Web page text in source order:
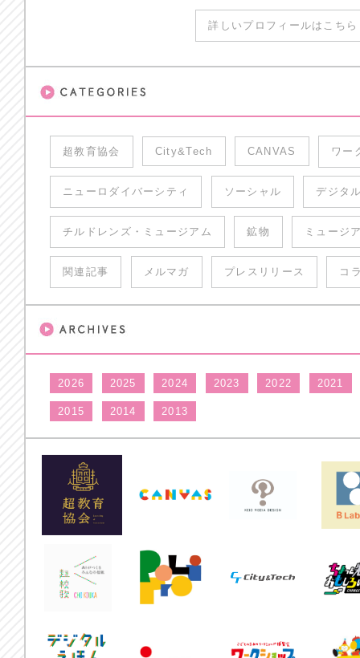
詳しいプロフィールはこち
超教育協会 City&Tech CANVAS ワー
ニューロダイバーシティ ソーシャル デジタ
チルドレンズ・ミュージアム 鉱物 ミュージ
関連記事 メルマガ プレスリリース コ
2026 2025 2024 2023 2022 2021
2015 2014 2013